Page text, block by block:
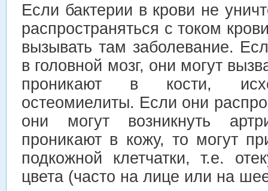
Если бактерии в крови не
распространяться с током
вызывать там заболевание.
в головной мозг, они могут
проникают в кости,
остеомиелиты. Если они
они могут возникнуть
проникают в кожу, то могут
подкожной клетчатки, т.е.
цвета (часто на лице или на